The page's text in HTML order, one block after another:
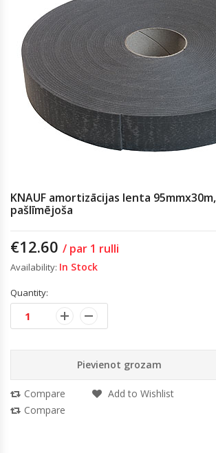
KNAUF amortizācijas lenta 95mmx30m,
pašlīmējoša
€12.60 / par 1 rulli
Availability: In Stock
Quantity:
Pievienot grozam
Compare
Add to Wishlist
Compare